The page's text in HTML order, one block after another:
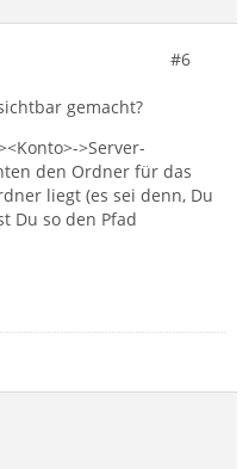
#6
gemacht?
>Server-
den Ordner für das
liegt (es sei denn, Du
Du so den Pfad